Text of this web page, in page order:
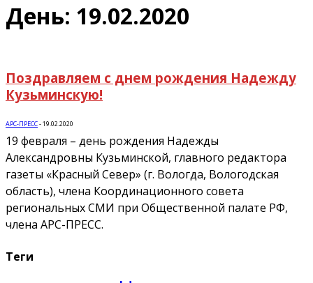
День: 19.02.2020
Поздравляем с днем рождения Надежду
Кузьминскую!
АРС-ПРЕСС-19.02.2020
19 февраля – день рождения Надежды
Александровны Кузьминской, главного редактора
газеты «Красный Север» (г. Вологда, Вологодская
область), члена Координационного совета
региональных СМИ при Общественной палате РФ,
члена АРС-ПРЕСС.
Теги